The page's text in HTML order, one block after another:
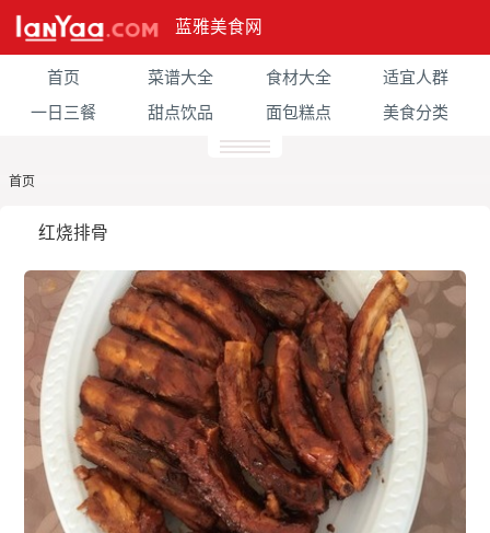
蓝雅美食网
首页 菜谱大全 食材大全
适宜人群
一日三餐
甜点饮品 面包糕点 美食分类
首页
红烧排骨